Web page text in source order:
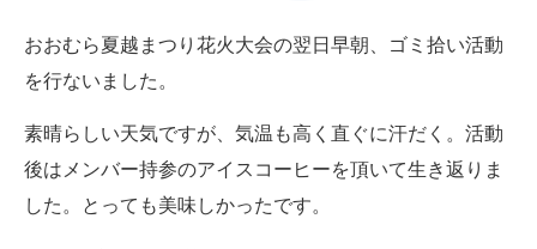
おおむら夏越まつり花火大会の翌日早朝、ゴミ拾い活動
を行ないました。
素晴らしい天気ですが、気温も高く直ぐに汗だく。活動
後はメンバー持参のアイスコーヒーを頂いて生き返りま
した。とっても美味しかったです。